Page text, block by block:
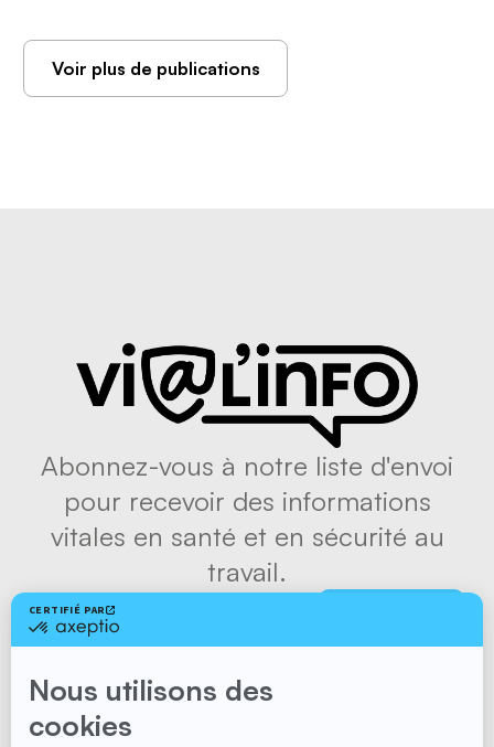
Voir plus de publications
Abonnez-vous à notre liste d'envoi
pour recevoir des informations
vitales en santé et en sécurité au
travail.